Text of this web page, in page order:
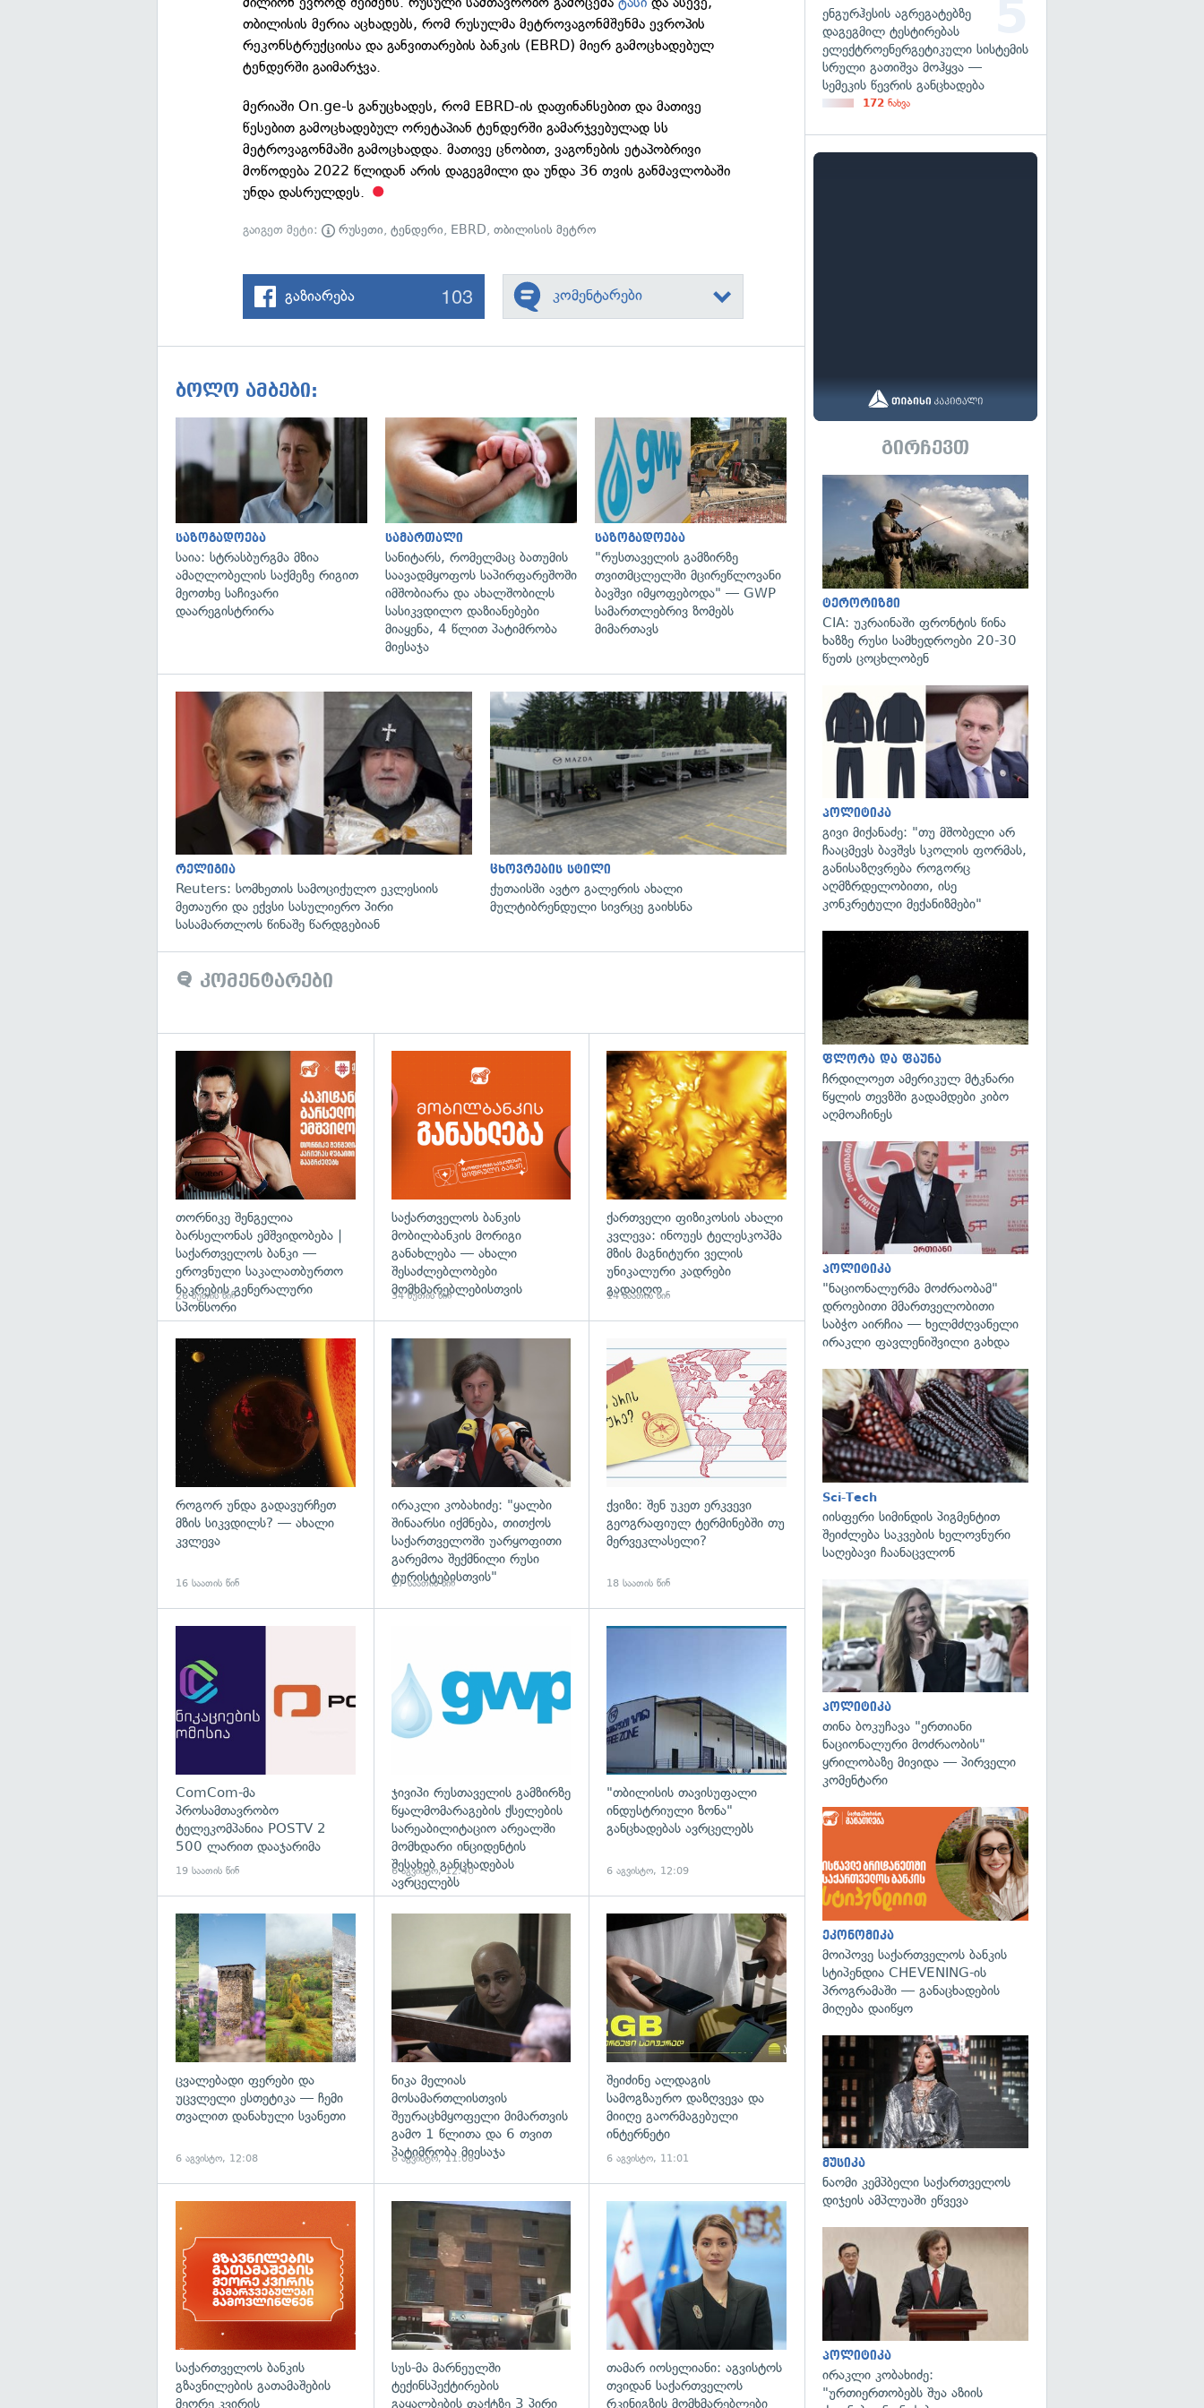
თბილისის მერია აცხადებს, რომ რუსულმა მეტროვაგონმშენმა ევროპის
რეკონსტრუქციისა და განვითარების ბანკის (EBRD) მიერ გამოცხადებულ
ტენდერში გაიმარჯვა.
მერიაში On.ge-ს განუცხადეს, რომ EBRD-ის დაფინანსებით და მათივე
წესებით გამოცხადებულ ორეტაპიან ტენდერში გამარჯვებულად სს
მეტროვაგონმაში გამოცხადდა. მათივე ცნობით, ვაგონების ეტაპობრივი
მოწოდება 2022 წლიდან არის დაგეგმილი და უნდა 36 თვის განმავლობაში
უნდა დასრულდეს.
გაიგეთ მეტი: რუსეთი,ტენდერი, EBRD,თბილისის მეტრო
გაზიარება 103 კომენტარები
ბოლო ამბები:
გადახედვა
საზოგადოება
საია: სტრასბურგმა მზია
ამაღლობელის საქმეზე რიგით
მეოთხე საჩივარი
დაარეგისტრირა
გადახედვა
სამართალი
სანიტარს, რომელმაც ბათუმის
საავადმყოფოს საპირფარეშოში
იმშობიარა და ახალშობილს
სასიკვდილო დაზიანებები
მიაყენა, 4 წლით პატიმრობა
მიესაჯა
საზოგადოება
"რუსთაველის გამზირზე
თვითმცლელში მცირეწლოვანი
ბავშვი იმყოფებოდა" — GWP
სამართლებრივ ზომებს
მიმართავს
გადახედვა
რელიგია
Reuters: სომხეთის სამოციქულო ეკლესიის
მეთაური და ექვსი სასულიერო პირი
სასამართლოს წინაშე წარდგებიან
ცხოვრების სტილი
ქუთაისში ავტო გალერის ახალი
მულტიბრენდული სივრცე გაიხსნა
კომენტარები
თორნიკე შენგელია
ბარსელონას ემშვიდობება |
საქართველოს ბანკი —
ეროვნული საკალათბურთო
ნაკრების გენერალური
სპონსორი
26 წუთის წინ
საქართველოს ბანკის
მობილბანკის მორიგი
განახლება — ახალი
შესაძლებლობები
მომხმარებლებისთვის
34 წუთის წინ
ქართველი ფიზიკოსის ახალი
კვლევა: ინოუეს ტელესკოპმა
მზის მაგნიტური ველის
უნიკალური კადრები
გადაიღო
14 საათის წინ
გადახედვა
როგორ უნდა გადავურჩეთ
მზის სიკვდილს? — ახალი
კვლევა
16 საათის წინ
გადახედვა
ირაკლი კობახიძე: "ყალბი
შინაარსი იქმნება, თითქოს
საქართველოში უარყოფითი
გარემოა შექმნილი რუსი
ტურისტებისთვის"
17 საათის წინ
ქვიზი: შენ უკეთ ერკვევი
გეოგრაფიულ ტერმინებში თუ
მერვეკლასელი?
18 საათის წინ
ComCom-მა
პროსამთავრობო
ტელეკომპანია POSTV 2
500 ლარით დააჯარიმა
19 საათის წინ
ჯივიპი რუსთაველის გამზირზე
წყალმომარაგების ქსელების
სარეაბილიტაციო არეალში
მომხდარი ინციდენტის
შესახებ განცხადებას
ავრცელებს
6 აგვისტო, 12:40
გადახედვა
"თბილისის თავისუფალი
ინდუსტრიული ზონა"
განცხადებას ავრცელებს
6 აგვისტო, 12:09
ცვალებადი ფერები და
უცვლელი ესთეტიკა — ჩემი
თვალით დანახული სვანეთი
6 აგვისტო, 12:08
გადახედვა
ნიკა მელიას
მოსამართლისთვის
შეურაცხმყოფელი მიმართვის
გამო 1 წლითა და 6 თვით
პატიმრობა მიესაჯა
6 აგვისტო, 11:08
შეიძინე ალდაგის
სამოგზაურო დაზღვევა და
მიიღე გაორმაგებული
ინტერნეტი
6 აგვისტო, 11:01
საქართველოს ბანკის
გზავნილების გათამაშების
მეორე კვირის
გადახედვა
სუს-მა მარნეულში
ტექინსპექტირების
გაყალბების ფაქტზე 3 პირი
თამარ იოსელიანი: აგვისტოს
თვიდან საქართველოს
რკინიგზის მომხმარებლები
ენგურჰესის აგრეგატებზე
დაგეგმილ ტესტირებას
ელექტროენერგეტიკული სისტემის
სრული გათიშვა მოჰყვა —
სემეკის წევრის განცხადება
172 ნახვა
გირჩევთ
ტერორიზმი
CIA: უკრაინაში ფრონტის წინა
ხაზზე რუსი სამხედროები 20-30
წუთს ცოცხლობენ
პოლიტიკა
გივი მიქანაძე: "თუ მშობელი არ
ჩააცმევს ბავშვს სკოლის ფორმას,
განისაზღვრება როგორც
აღმზრდელობითი, ისე
კონკრეტული მექანიზმები"
ფლორა და ფაუნა
ჩრდილოეთ ამერიკულ მტკნარი
წყლის თევზში გადამდები კიბო
აღმოაჩინეს
პოლიტიკა
"ნაციონალურმა მოძრაობამ"
დროებითი მმართველობითი
საბჭო აირჩია — ხელმძღვანელი
ირაკლი ფავლენიშვილი გახდა
Sci-Tech
იისფერი სიმინდის პიგმენტით
შეიძლება საკვების ხელოვნური
საღებავი ჩაანაცვლონ
პოლიტიკა
თინა ბოკუჩავა "ერთიანი
ნაციონალური მოძრაობის"
ყრილობაზე მივიდა — პირველი
კომენტარი
ეკონომიკა
მოიპოვე საქართველოს ბანკის
სტიპენდია CHEVENING-ის
პროგრამაში — განაცხადების
მიღება დაიწყო
მუსიკა
ნაომი კემპბელი საქართველოს
დიჯეის ამპლუაში ეწვევა
პოლიტიკა
ირაკლი კობახიძე:
"ურთიერთობებს შუა აზიის